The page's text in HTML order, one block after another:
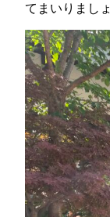
てまいりましょ